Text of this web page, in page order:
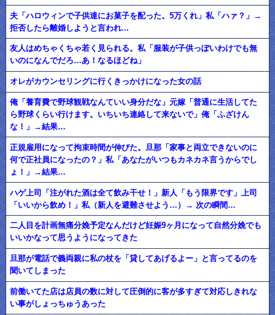
夫「ハロウィンで子供達にお菓子を配った。5万くれ」私「ハァ？」→
拒否したら離婚しようと言われ...
友人はめちゃくちゃ若く見られる。私「服装が子供っぽいわけでも無
いのになんでだろ…あ！なるほどね」
オレがカウンセリングに行くきっかけになった女の話
俺「養育費で野球観戦なんていい身分だな」元嫁「普通に生活してた
ら野球くらい行けます。いちいち連絡して来ないで」俺「ふざけん
な！」→結果…
正規雇用になって拘束時間が伸びた。旦那「家事と両立できないのに
何で正社員になったの？」私「あなたがいつもカネカネ言うからでし
ょ！」→結果…
ハゲ上司「注がれた酒は全て飲み干せ！」新人「もう限界です」上司
「いいから飲め！」私（新人を避難させよう…）→ 次の瞬間…
二人目を計画無痛分娩予定なんだけど妊娠9ヶ月になって自然分娩でも
いいかなって思うようになってきた
旦那が電話で義両親に私の杖を「貸してあげるよー」と言ってるのを
聞いてしまった
前働いてた店は店員の数に対して圧倒的に客が多すぎて対応しきれな
い事がしょっちゅうあった